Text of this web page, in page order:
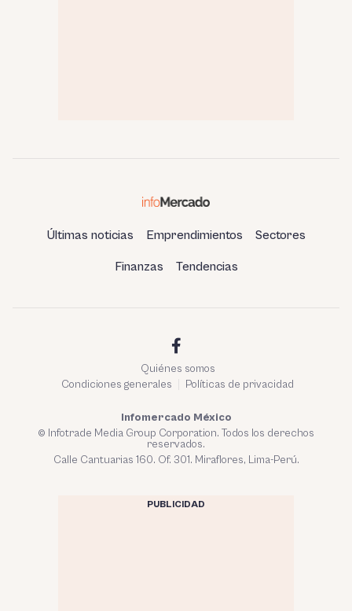
Últimas noticias Emprendimientos Sectores
Finanzas Tendencias
Quiénes somos
Condiciones generales
Políticas de privacidad
Infomercado México
© Infotrade Media Group Corporation. Todos los derechos
reservados.
Calle Cantuarias 160. Of. 301. Miraflores, Lima-Perú.
PUBLICIDAD